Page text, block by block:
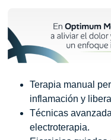
Terapia manual
inflamación y
Técnicas
electroterapia.